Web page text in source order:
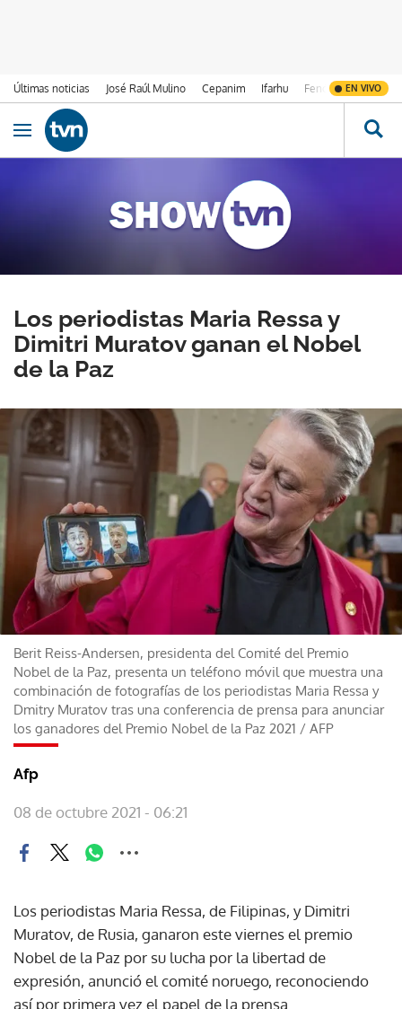
Últimas noticias José Raúl Mulino Cepanim Ifarhu Fenómeno de El
EN VIVO
Ir al contenido
Obrir navegació
Los periodistas Maria Ressa y
Dimitri Muratov ganan el Nobel
de la Paz
Berit Reiss-Andersen, presidenta del Comité del Premio
Nobel de la Paz, presenta un teléfono móvil que muestra una
combinación de fotografías de los periodistas Maria Ressa y
Dmitry Muratov tras una conferencia de prensa para anunciar
los ganadores del Premio Nobel de la Paz 2021 / AFP
Afp
08 de octubre 2021 - 06:21
Los periodistas Maria Ressa, de Filipinas, y Dimitri
Muratov, de Rusia, ganaron este viernes el premio
Nobel de la Paz por su lucha por la libertad de
expresión, anunció el comité noruego, reconociendo
así por primera vez el papel de la prensa